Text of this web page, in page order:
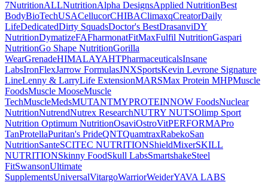
7NutritionALLNutritionAlpha DesignsApplied NutritionBest
BodyBioTechUSACellucorCHIBAClimaxqCreatorDaily
LifeDedicatedDirty SquadsDoctor's BestDrasanviDY
NutritionDymatizeFAFharmonatFitMaxFulfil NutritionGaspari
NutritionGo Shape NutritionGorilla
WearGrenadeHIMALAYAHTPharmaceuticalsInsane
LabsIronFlexJarrow FormulasJNXSportsKevin Levrone Signature
LineLenny & LarryLife ExtensionMARSMax Protein MHPMuscle
FoodsMuscle MooseMuscle
TechMuscleMedsMUTANTMYPROTEINNOW FoodsNuclear
NutritionNutrendNutrex ResearchNUTRY NUTSOlimp Sport
Nutrition Optimum NutritionOsaviOstroVitPERFORMAPro
TanProtellaPuritan's PrideQNTQuamtraxRabekoSan
NutritionSanteSCITEC NUTRITIONShieldMixerSKILL
NUTRITIONSkinny FoodSkull LabsSmartshakeSteel
FitSwansonUltimate
SupplementsUniversalVitargoWarriorWeiderYAVA LABS